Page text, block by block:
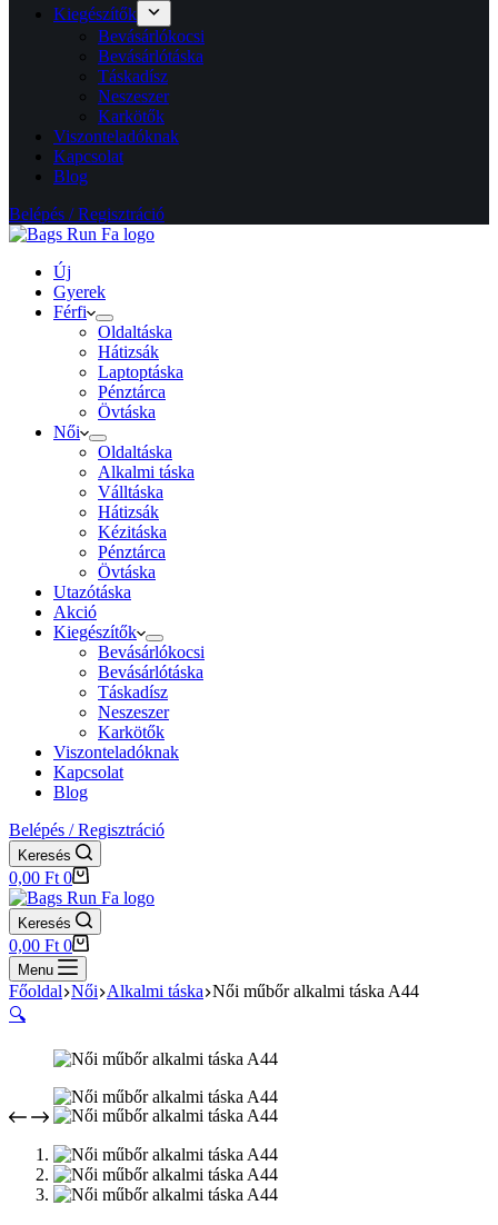
Kiegészítők
Bevásárlókocsi
Bevásárlótáska
Táskadísz
Neszeszer
Karkötők
Viszonteladóknak
Kapcsolat
Blog
Belépés / Regisztráció
Új
Gyerek
Férfi
Oldaltáska
Hátizsák
Laptoptáska
Pénztárca
Övtáska
Női
Oldaltáska
Alkalmi táska
Válltáska
Hátizsák
Kézitáska
Pénztárca
Övtáska
Utazótáska
Akció
Kiegészítők
Bevásárlókocsi
Bevásárlótáska
Táskadísz
Neszeszer
Karkötők
Viszonteladóknak
Kapcsolat
Blog
Belépés / Regisztráció
Keresés
Shopping
cart
0,00 Ft 0
Keresés
Shopping
cart
0,00 Ft 0
Menu
Főoldal Női Alkalmi táska Női műbőr alkalmi táska A44
🔍